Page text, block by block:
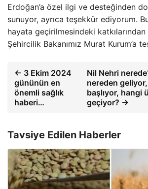
Erdoğan’a özel ilgi ve desteğinden
sunuyor, ayrıca teşekkür ediyorum.
hayata geçirilmesindeki
Şehircilik Bakanımız Murat Kurum’a
← 3 Ekim 2024
gününün en
önemli sağlık
haberi…
Nil Nehri
nereden
başlıyor, hangi
geçiyor? →
Tavsiye Edilen Haberler